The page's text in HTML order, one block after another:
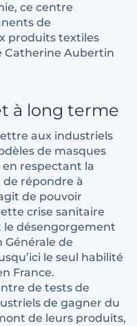
ce centre
de
produits textiles
Catherine Aubertin
à long terme
aux industriels
de masques
respectant la
de répondre à
de pouvoir
crise sanitaire
désengorgement
de
le seul habilité
France.
de tests de
de gagner du
de leurs produits,